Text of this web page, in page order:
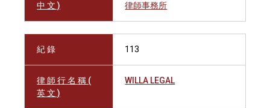
中 文 )
律師事務所
紀 錄 113
律 師 行 名 稱 (
英 文 )
WILLA LEGAL